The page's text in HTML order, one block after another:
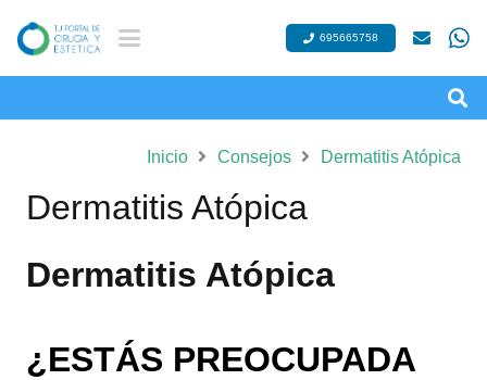
695665758
Inicio Consejos Dermatitis Atópica
Dermatitis Atópica
Dermatitis Atópica
¿ESTÁS PREOCUPADA